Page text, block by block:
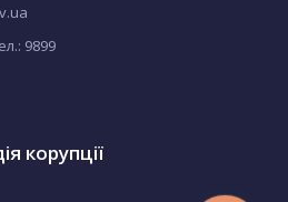
9899
корупції